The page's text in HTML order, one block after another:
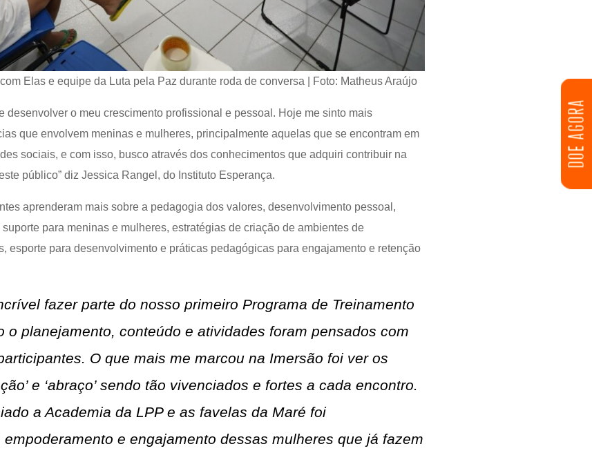
DOE AGORA
Elas e equipe da Luta pela Paz durante roda de conversa | Foto: Matheus Araújo
desenvolver o meu crescimento profissional e pessoal. Hoje me sinto mais
que envolvem meninas e mulheres, principalmente aquelas que se encontram em
sociais, e com isso, busco através dos conhecimentos que adquiri contribuir na
público” diz Jessica Rangel, do Instituto Esperança.
aprenderam mais sobre a pedagogia dos valores, desenvolvimento pessoal,
para meninas e mulheres, estratégias de criação de ambientes de
esporte para desenvolvimento e práticas pedagógicas para engajamento e retenção
fazer parte do nosso primeiro Programa de Treinamento
o planejamento, conteúdo e atividades foram pensados com
O que mais me marcou na Imersão foi ver os
e ‘abraço’ sendo tão vivenciados e fortes a cada encontro.
a Academia da LPP e as favelas da Maré foi
e engajamento dessas mulheres que já fazem